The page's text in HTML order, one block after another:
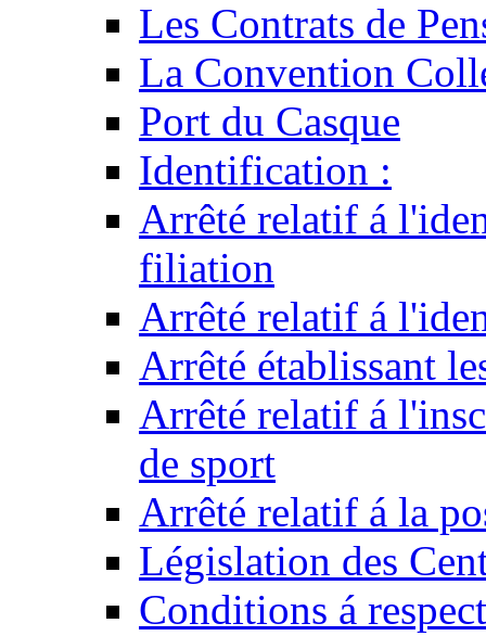
Les Contrats de
La Convention
Port du Casque
Identification :
Arrêté relatif á
filiation
Arrêté relatif á
Arrêté établissant
Arrêté relatif á
de sport
Arrêté relatif á la
Législation des
Conditions á